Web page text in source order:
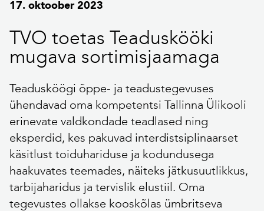
17. oktoober 2023
TVO toetas Teaduskööki
mugava sortimisjaamaga
Teadusköögi õppe- ja teadustegevuses
ühendavad oma kompetentsi Tallinna Ülikooli
erinevate valdkondade teadlased ning
eksperdid, kes pakuvad interdistsiplinaarset
käsitlust toiduhariduse ja kodundusega
haakuvates teemades, näiteks jätkusuutlikkus,
tarbijaharidus ja tervislik elustiil. Oma
tegevustes ollakse kooskõlas ümbritseva